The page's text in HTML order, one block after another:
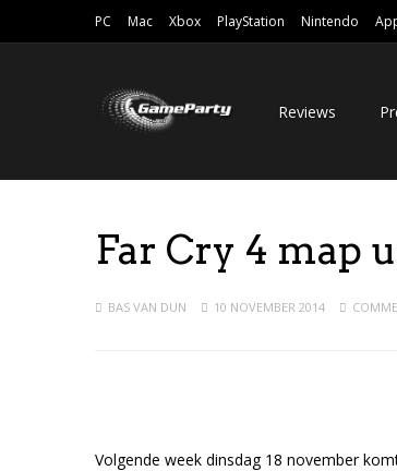
PC Mac Xbox PlayStation Nintendo
Reviews
Far Cry 4 map
BAS VAN DUN 10 NOVEMBER 2014
Volgende week dinsdag 18 november